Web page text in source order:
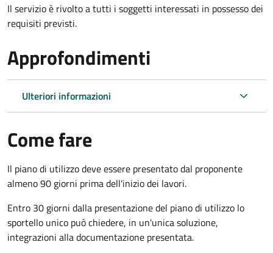
Il servizio è rivolto a tutti i soggetti interessati in possesso dei
requisiti previsti.
Approfondimenti
Ulteriori informazioni
Come fare
Il piano di utilizzo deve essere presentato dal proponente
almeno 90 giorni prima dell'inizio dei lavori.
Entro 30 giorni dalla presentazione del piano di utilizzo lo
sportello unico può chiedere, in un'unica soluzione,
integrazioni alla documentazione presentata.